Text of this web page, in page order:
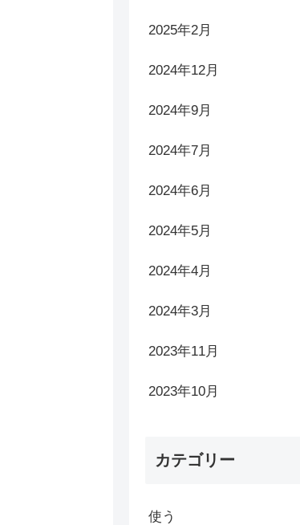
2025年2月
2024年12月
2024年9月
2024年7月
2024年6月
2024年5月
2024年4月
2024年3月
2023年11月
2023年10月
カテゴリー
使う